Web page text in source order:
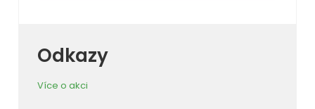
Odkazy
Více o akci